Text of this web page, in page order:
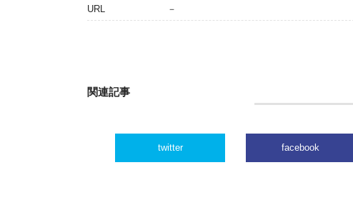
URL －
関連記事
twitter facebook